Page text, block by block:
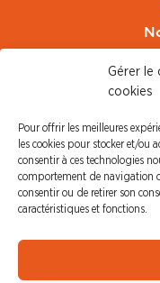
Gérer le
cookies
Pour offrir les meilleures
les cookies pour stocker et/ou
consentir à ces technologies
comportement de navigation
consentir ou de retirer son
caractéristiques et fonctions.